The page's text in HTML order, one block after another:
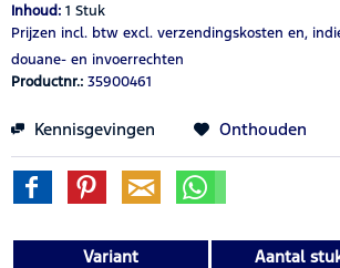
Inhoud: 1 Stuk
Prijzen incl. btw excl. verzendingskosten en,
douane- en invoerrechten
Productnr.: 35900461
Kennisgevingen Onthouden
Variant
Aantal